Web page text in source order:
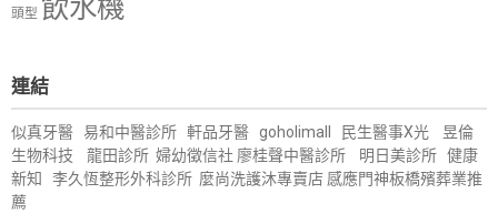
頭型 飲水機
連結
似真牙醫 易和中醫診所 軒品牙醫 goholimall 民生醫事X光
昱倫
生物科技
龍田診所 婦幼徵信社 廖桂聲中醫診所 明日美診所 健康
新知
李久恆整形外科診所 麼尚洗護沐專賣店 感應門神板橋殯葬業推
薦